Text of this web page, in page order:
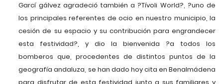
Garcí gálvez agradeció también a ?Tívoli World?, ?uno de
los principales referentes de ocio en nuestro municipio, la
cesión de su espacio y su contribución para engrandecer
esta festividad?, y dio la bienvenida ?a todos los
bomberos que, procedentes de distintos puntos de la
geografía andaluza, se han dado hoy cita en Benalmádena